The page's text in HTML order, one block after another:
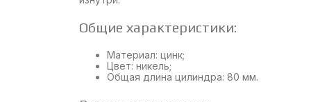
Общие характеристики:
Материал: цинк;
Цвет: никель;
Общая длина цилиндра: 80 мм.